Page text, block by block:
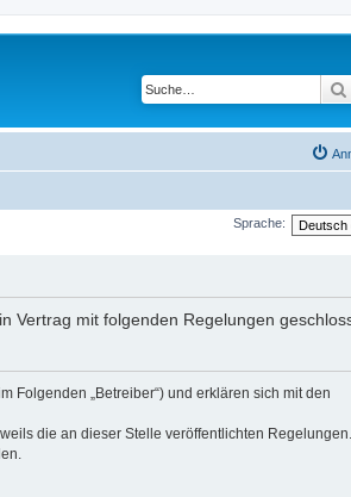
Sprache:
Vertrag mit folgenden Regelungen
Folgenden „Betreiber“) und erklären sich mit den
die an dieser Stelle veröffentlichten Regelungen.